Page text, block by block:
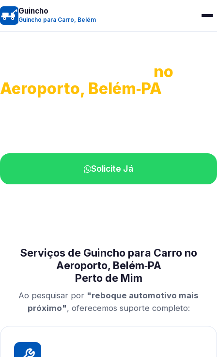
Guincho
Guincho para Carro, Belém
no
Aeroporto, Belém‑PA
Solicite Já
Serviços de Guincho para Carro no
Aeroporto, Belém‑PA
Perto de Mim
Ao pesquisar por "reboque automotivo mais
próximo", oferecemos suporte completo: